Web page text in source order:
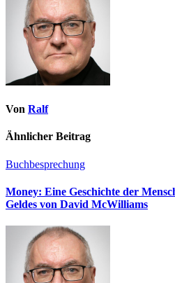
Von Ralf
Ähnlicher Beitrag
Buchbesprechung
Money: Eine Geschichte der
Geldes von David McWilliams